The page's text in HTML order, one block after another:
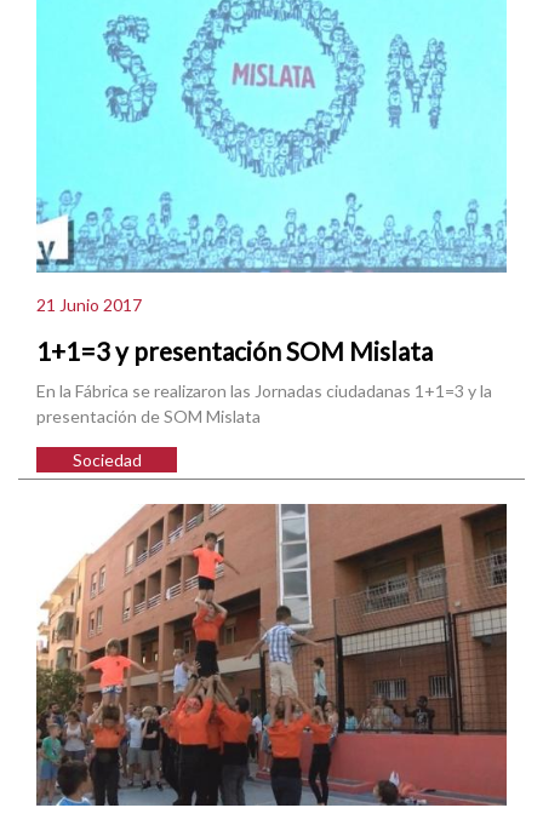
21 Junio 2017
1+1=3 y presentación SOM Mislata
En la Fábrica se realizaron las Jornadas ciudadanas 1+1=3 y la
presentación de SOM Mislata
Sociedad